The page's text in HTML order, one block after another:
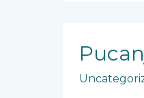
topa
u